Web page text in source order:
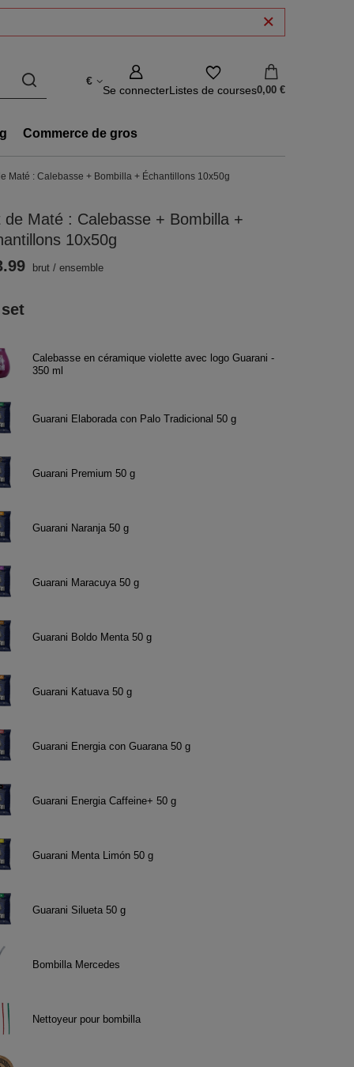
€
Se connecterListes de courses0,00 €
Commerce de gros
Maté : Calebasse + Bombilla + Échantillons 10x50g
de Maté : Calebasse + Bombilla +
10x50g
Calebasse en céramique violette avec logo Guarani -
350 ml
Guarani Elaborada con Palo Tradicional 50 g
Guarani Premium 50 g
Guarani Naranja 50 g
Guarani Maracuya 50 g
Guarani Boldo Menta 50 g
Guarani Katuava 50 g
Guarani Energia con Guarana 50 g
Guarani Energia Caffeine+ 50 g
Guarani Menta Limón 50 g
Guarani Silueta 50 g
Bombilla Mercedes
Nettoyeur pour bombilla
brut /ensemble